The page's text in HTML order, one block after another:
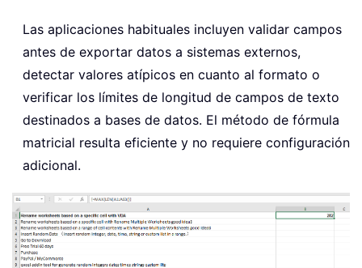
Las aplicaciones habituales incluyen validar campos
antes de exportar datos a sistemas externos,
detectar valores atípicos en cuanto al formato o
verificar los límites de longitud de campos de texto
destinados a bases de datos. El método de fórmula
matricial resulta eficiente y no requiere configuración
adicional.